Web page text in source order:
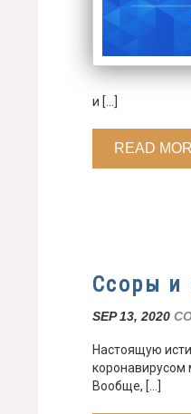
и […]
READ
Ссоры и
SEP 13, 2020
Настоящую
коронавирусом
Вообще, […]